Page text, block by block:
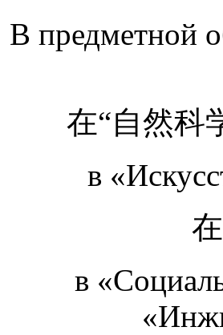
В предметной
在“自然科
в
в